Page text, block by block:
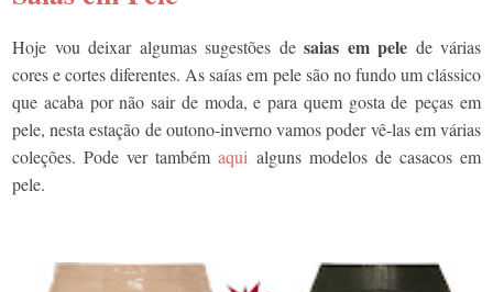
Hoje vou deixar algumas sugestões de saias em pele de várias
cores e cortes diferentes. As saías em pele são no fundo um clássico
que acaba por não sair de moda, e para quem gosta de peças em
pele, nesta estação de outono-inverno vamos poder vê-las em várias
coleções. Pode ver também aqui alguns modelos de casacos em
pele.